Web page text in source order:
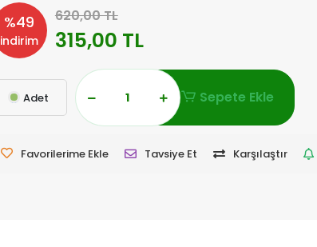
%49
indirim
620,00 TL
315,00 TL
Adet Sepete Ekle
Favorilerime Ekle Tavsiye Et Karşılaştır